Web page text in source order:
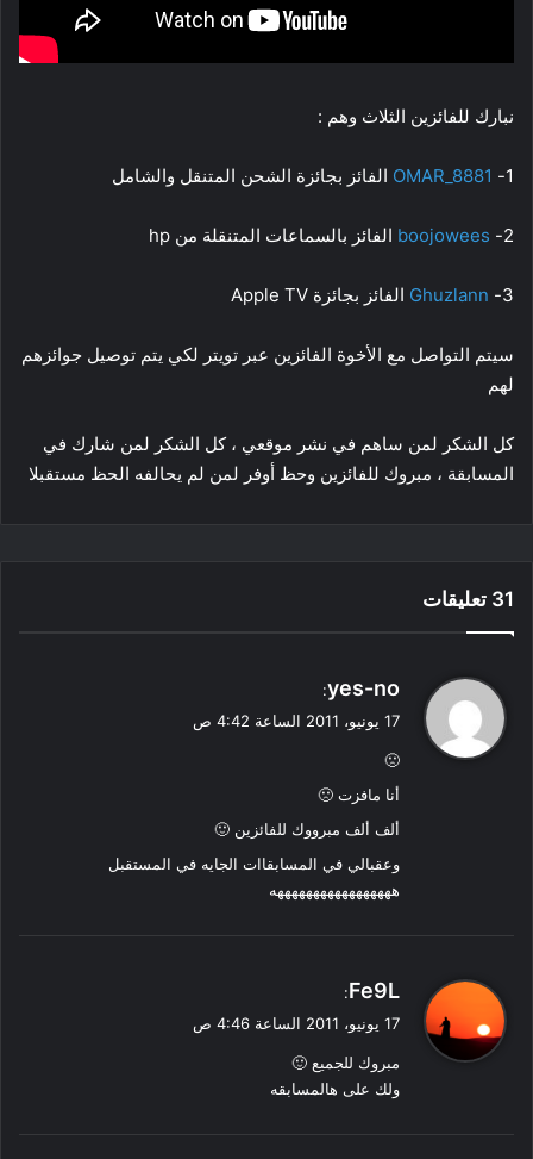
نبارك للفائزين الثلاث وهم :
1-
OMAR_8881 الفائز بجائزة الشحن المتنقل والشامل
2-
boojowees الفائز بالسماعات المتنقلة من hp
3-
Ghuzlann الفائز بجائزة Apple TV
سيتم التواصل مع الأخوة الفائزين عبر تويتر لكي يتم توصيل جوائزهم
لهم
كل الشكر لمن ساهم في نشر موقعي ، كل الشكر لمن شارك في
المسابقة ، مبروك للفائزين وحظ أوفر لمن لم يحالفه الحظ مستقبلا
‫31 تعليقات
ي
ق
ل
yes-no
:
17 يونيو، 2011 الساعة 4:42 ص
🙁
أنا مافزت 🙁
ألف ألف مبرووك للفائزين 🙂
وعقبالي في المسابقاات الجايه في المستقبل
هههههههههههههههههه
ق
ل
Fe9L
:
17 يونيو، 2011 الساعة 4:46 ص
مبروك للجميع 🙂
ولك على هالمسابقه